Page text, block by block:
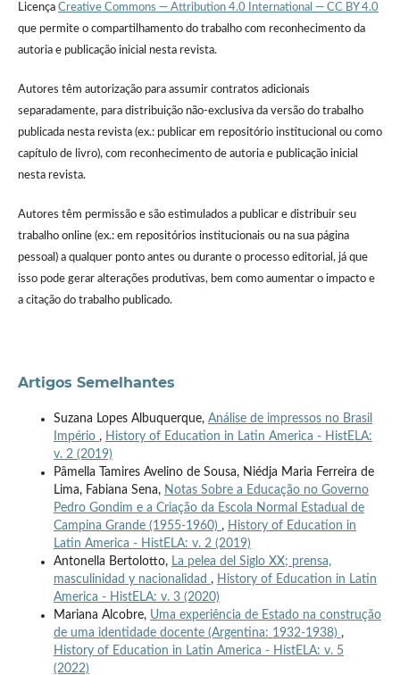
Licença Creative Commons — Attribution 4.0 International — CC BY 4.0
que permite o compartilhamento do trabalho com reconhecimento da
autoria e publicação inicial nesta revista.
Autores têm autorização para assumir contratos adicionais
separadamente, para distribuição não-exclusiva da versão do trabalho
publicada nesta revista (ex.: publicar em repositório institucional ou como
capítulo de livro), com reconhecimento de autoria e publicação inicial
nesta revista.
Autores têm permissão e são estimulados a publicar e distribuir seu
trabalho online (ex.: em repositórios institucionais ou na sua página
pessoal) a qualquer ponto antes ou durante o processo editorial, já que
isso pode gerar alterações produtivas, bem como aumentar o impacto e
a citação do trabalho publicado.
Artigos Semelhantes
Suzana Lopes Albuquerque, Análise de impressos no Brasil
Império , History of Education in Latin America - HistELA:
v. 2 (2019)
Pâmella Tamires Avelino de Sousa, Niédja Maria Ferreira de
Lima, Fabiana Sena, Notas Sobre a Educação no Governo
Pedro Gondim e a Criação da Escola Normal Estadual de
Campina Grande (1955-1960) , History of Education in
Latin America - HistELA: v. 2 (2019)
Antonella Bertolotto, La pelea del Siglo XX; prensa,
masculinidad y nacionalidad , History of Education in Latin
America - HistELA: v. 3 (2020)
Mariana Alcobre, Uma experiência de Estado na construção
de uma identidade docente (Argentina: 1932-1938) ,
History of Education in Latin America - HistELA: v. 5
(2022)